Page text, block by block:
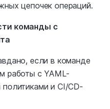
цепочек операций.
команды с
если в команде
работы с YAML-
и CI/CD-